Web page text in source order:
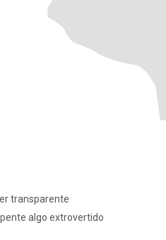
transparente
algo extrovertido